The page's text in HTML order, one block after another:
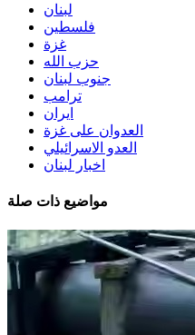
لبنان
فلسطين
غزة
حزب الله
جنوب لبنان
ترامب
ايران
العدوان على غزة
العدو الاسرائيلي
اخبار لبنان
مواضيع ذات صلة